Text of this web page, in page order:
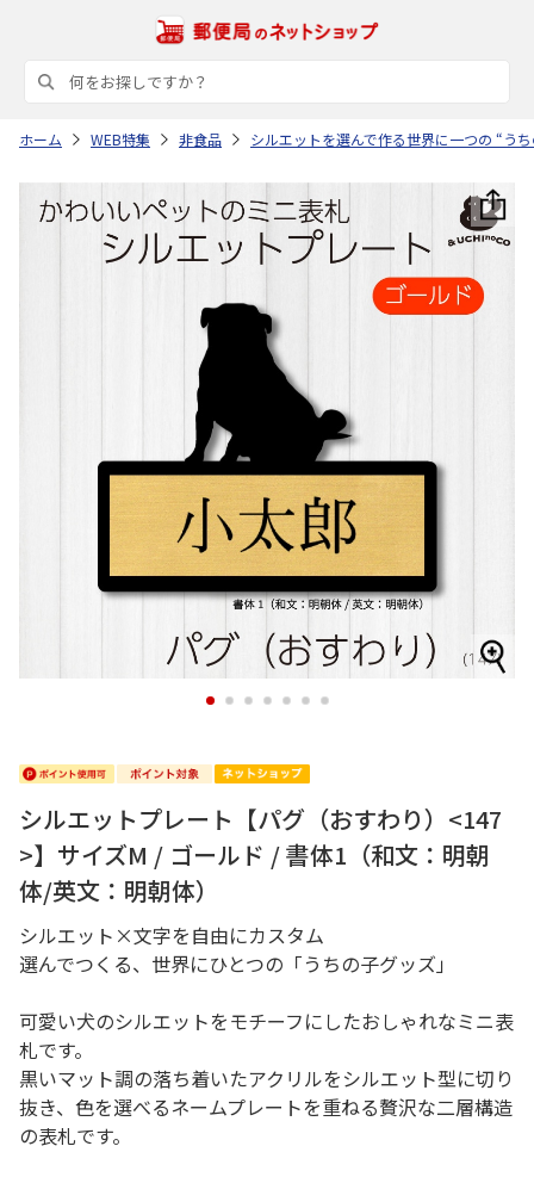
ホーム WEB特集 非食品 シルエットを選んで作る世界に一つの “う
1 2 3 4 5 6 7
シルエットプレート【パグ（おすわり）<147
>】サイズM / ゴールド / 書体1（和文：明朝
体/英文：明朝体）
シルエット×文字を自由にカスタム
選んでつくる、世界にひとつの「うちの子グッズ」
可愛い犬のシルエットをモチーフにしたおしゃれなミニ表
札です。
黒いマット調の落ち着いたアクリルをシルエット型に切り
抜き、色を選べるネームプレートを重ねる贅沢な二層構造
の表札です。